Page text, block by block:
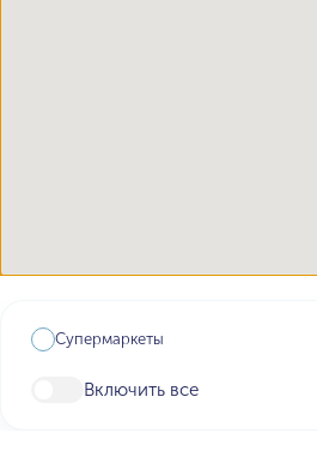
Супермаркеты
Включить все